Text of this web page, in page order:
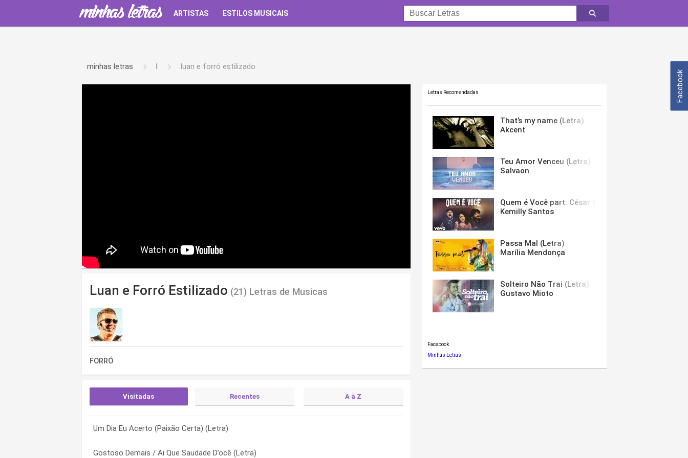
Facebook
ARTISTAS ESTILOS MUSICAIS
minhas letras l luan e forró estilizado
Luan e Forró Estilizado (21) Letras de Musicas
FORRÓ
Visitadas Recentes A à Z
Um Dia Eu Acerto (Paixão Certa) (Letra)
Gostoso Demais / Ai Que Saudade D’ocê (Letra)
Amor de Infância (Letra)
Por Quê (Letra)
A Vida do Viajante/ Riacho do Navio (Letra)
Amor de Infância (Letra)
Letras Recomendadas
That’s my name (Letra)
Akcent
Teu Amor Venceu (Letra)
Salvaon
Quem é Você part. César Menotti & Fabiano (Letra)
Kemilly Santos
Passa Mal (Letra)
Marília Mendonça
Solteiro Não Trai (Letra)
Gustavo Mioto
Facebook
Minhas Letras